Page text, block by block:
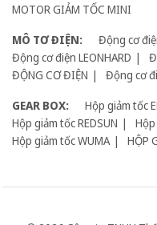
MOTOR GIẢM TỐC MINI
MÔ TƠ ĐIỆN:
Động cơ
Động cơ điện LEONHARD
ĐỘNG CƠ ĐIỆN
Động cơ
GEAR BOX:
Hộp giảm tốc
Hộp giảm tốc REDSUN
Hộp
Hộp giảm tốc WUMA
HỘP